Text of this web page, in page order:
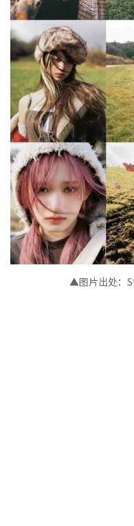
▲图片出处：